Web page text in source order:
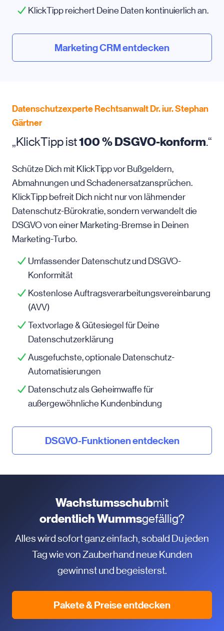
KlickTipp reichert Deine Daten kontinuierlich an.
Marketing CRM entdecken
Datenschutzexperte Rechtsanwalt Dr. iur. Stephan
Gärtner
„KlickTipp ist100 % DSGVO-konform.“
Schütze Dich mit KlickTipp vor Bußgeldern,
Abmahnungen und Schadenersatzansprüchen.
KlickTipp befreit Dich nicht nur von lähmender
Datenschutz-Bürokratie, sondern verwandelt die
DSGVO von einer Marketing-Bremse in Deinen
Marketing-Turbo.
Umfassender Datenschutz und DSGVO-
Konformität
Kostenlose Auftragsverarbeitungsvereinbarung
(AVV)
Textvorlage & Gütesiegel für Deine
Datenschutzerklärung
Ausgefuchste, optionale Datenschutz-
Automatisierungen
Datenschutz als Geheimwaffe für
außergewöhnliche Kundenbindung
DSGVO-Funktionen entdecken
Wachstumsschubmit
ordentlich Wummsgefällig?
Alles wird sofort ganz einfach, sobald Du jeden
Tag wie von Zauberhand neue Kunden
gewinnst und begeisterst.
Pakete & Preise entdecken